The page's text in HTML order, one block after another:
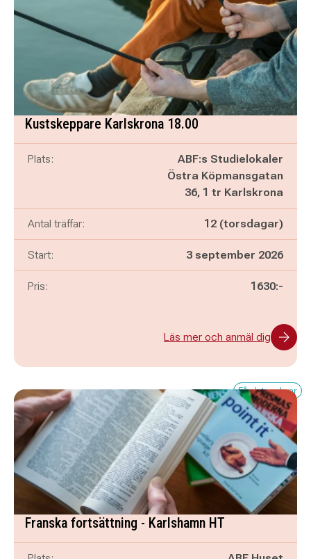
Kustskeppare Karlskrona 18.00
Plats:
ABF:s Studielokaler
Östra Köpmansgatan
36, 1 tr Karlskrona
Antal träffar: 12 (torsdagar)
Start: 3 september 2026
Pris: 1630:-
Läs mer och anmäl dig
Få platser kvar
Franska fortsättning - Karlshamn HT